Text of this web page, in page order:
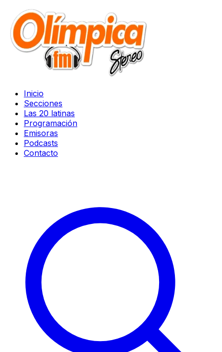
Inicio
Secciones
Las 20 latinas
Programación
Emisoras
Podcasts
Contacto